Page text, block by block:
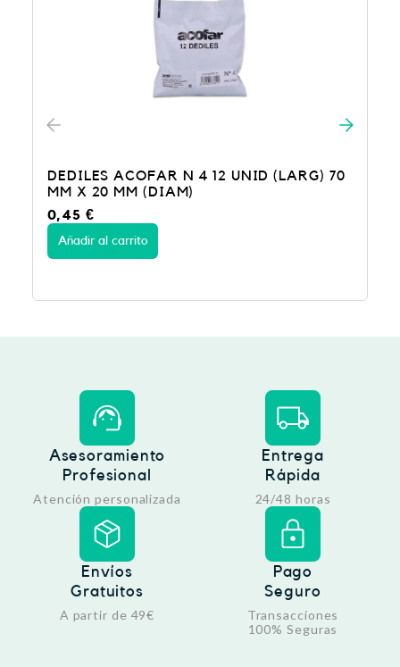
DEDILES ACOFAR N 4 12 UNID (LARG) 70
MM X 20 MM (DIAM)
0,45 €
Añadir al carrito
Asesoramiento
Profesional
Atención personalizada
Entrega
Rápida
24/48 horas
Envíos
Gratuitos
A partir de 49€
Pago
Seguro
Transacciones
100% Seguras